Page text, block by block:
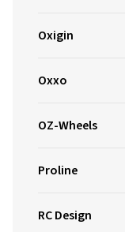
Oxigin
Oxxo
OZ-Wheels
Proline
RC Design